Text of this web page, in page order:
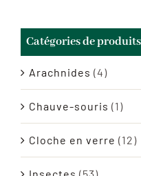
Catégories de produits
Arachnides (4)
Chauve-souris (1)
Cloche en verre (12)